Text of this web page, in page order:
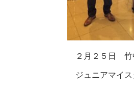
２月２５日 竹
ジュニアマイス